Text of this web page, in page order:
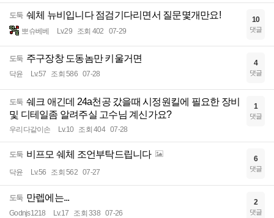
도둑 쉐체 뉴비입니다 점검기다리면서 질문몇개만요!
뽀슈베베 Lv.29 조회 402 07-29
10
댓글
도둑 주구장창 도동놈만 키울거면
닥윤 Lv.57 조회 586 07-28
4
댓글
도둑 쉐크 애긴데 24a천공 갔을때 시정원킬에 필요한 장비
및 디테일좀 알려주실 고수님 계신가요?
우리다같이손 Lv.10 조회 404 07-28
1
댓글
도둑 비프모 쉐체 조언부탁드립니다
닥윤 Lv.56 조회 562 07-27
6
댓글
도둑 만렙에는...
Godnjs1218 Lv.17 조회 338 07-26
2
댓글